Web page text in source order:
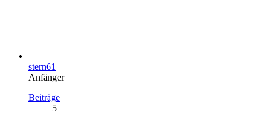
stern61
Anfänger
Beiträge
5